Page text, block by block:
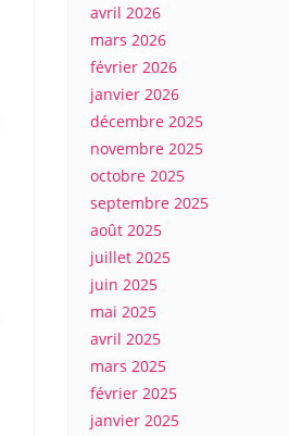
avril 2026
mars 2026
février 2026
janvier 2026
décembre 2025
novembre 2025
octobre 2025
septembre 2025
août 2025
juillet 2025
juin 2025
mai 2025
avril 2025
mars 2025
février 2025
janvier 2025